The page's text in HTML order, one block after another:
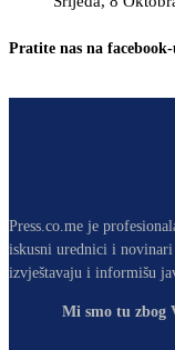
Pratite nas na
Press.co.me je
iskusni urednici i
izvještavaju i informišu
Mi smo tu zbog